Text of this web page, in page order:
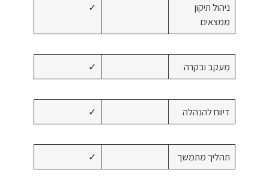
ניהול תיקון
ממצאים
✓
מעקב ובקרה ✓
דיווח להנהלה ✓
תהליך מתמשך ✓